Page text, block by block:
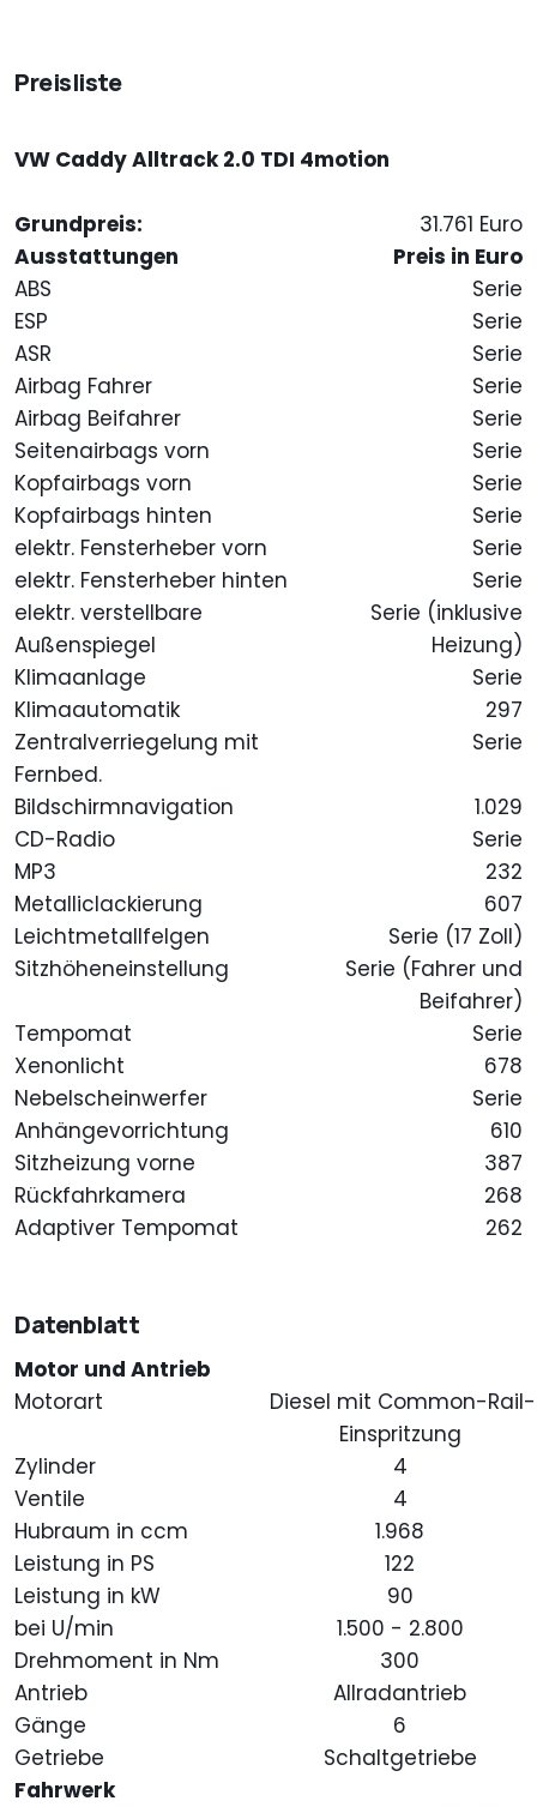
Preisliste
VW Caddy Alltrack 2.0 TDI 4motion
Grundpreis:
31.761 Euro
Ausstattungen
Preis in Euro
ABS
Serie
ESP
Serie
ASR
Serie
Airbag Fahrer
Serie
Airbag Beifahrer
Serie
Seitenairbags vorn
Serie
Kopfairbags vorn
Serie
Kopfairbags hinten
Serie
elektr. Fensterheber vorn
Serie
elektr. Fensterheber hinten
Serie
elektr. verstellbare
Außenspiegel
Serie (inklusive
Heizung)
Klimaanlage
Serie
Klimaautomatik
297
Zentralverriegelung mit
Fernbed.
Serie
Bildschirmnavigation
1.029
CD-Radio
Serie
MP3
232
Metalliclackierung
607
Leichtmetallfelgen
Serie (17 Zoll)
Sitzhöheneinstellung
Serie (Fahrer und
Beifahrer)
Tempomat
Serie
Xenonlicht
678
Nebelscheinwerfer
Serie
Anhängevorrichtung
610
Sitzheizung vorne
387
Rückfahrkamera
268
Adaptiver Tempomat
262
Datenblatt
Motor und Antrieb
Motorart
Diesel mit Common-Rail-
Einspritzung
Zylinder
4
Ventile
4
Hubraum in ccm
1.968
Leistung in PS
122
Leistung in kW
90
bei U/min
1.500 - 2.800
Drehmoment in Nm
300
Antrieb
Allradantrieb
Gänge
6
Getriebe
Schaltgetriebe
Fahrwerk